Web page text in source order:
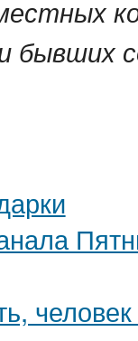
бывших